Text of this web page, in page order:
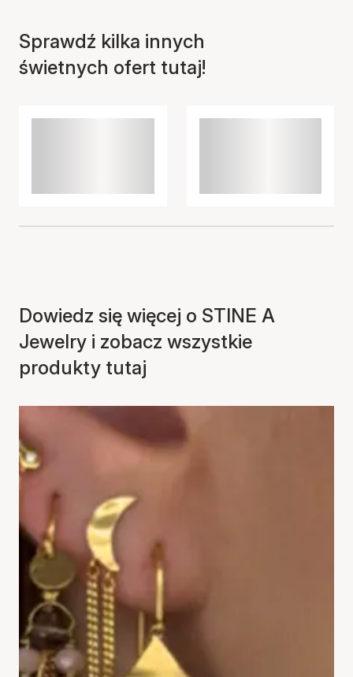
Sprawdź kilka innych
świetnych ofert tutaj!
Dowiedz się więcej o STINE A
Jewelry i zobacz wszystkie
produkty tutaj